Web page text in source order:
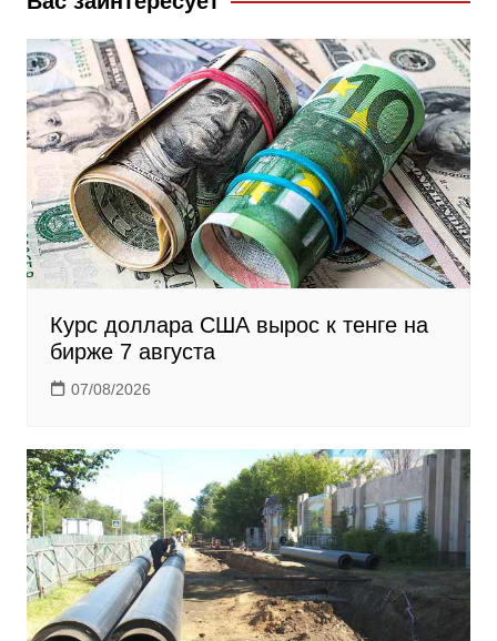
n
i
k
i
Курс доллара США вырос к тенге на
бирже 7 августа
07/08/2026